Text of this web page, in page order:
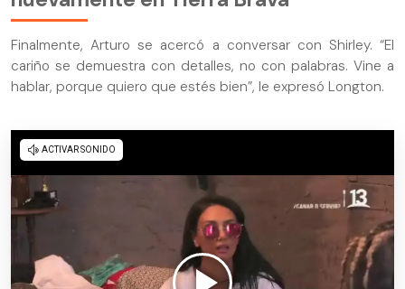
Finalmente, Arturo se acercó a conversar con Shirley. “El
cariño se demuestra con detalles, no con palabras. Vine a
hablar, porque quiero que estés bien”, le expresó Longton.